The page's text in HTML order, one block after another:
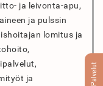
Palvelut
ja leivonta-apu,
ja pulssin
lomitus ja
ja